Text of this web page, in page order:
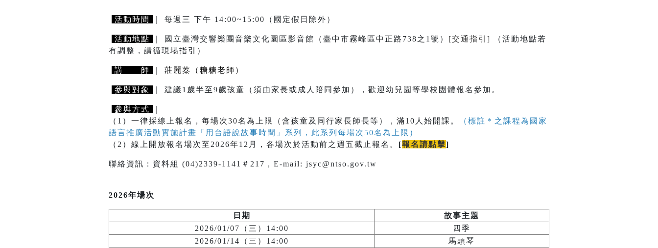
活動時間 ｜ 每週三 下午 14:00~15:00（國定假日除外）
活動地點 ｜ 國立臺灣交響樂團音樂文化園區影音館（臺中市霧峰區中正路738之1號） [交通指引]
（活動地點若
有調整，請循現場指引）
講 師 莊麗蓁（糖糖老師）
參與對象 ｜ 建議1歲半至9歲孩童（須由家長或成人陪同參加），歡迎幼兒園等學校團體報名參加。
參與方式
（1）一律採線上報名，每場次30名為上限（含孩童及同行家長師長等），滿10人始開課。
（標註＊之課程為國家
語言推廣活動實施計畫「用台語說故事時間」系列，此系列每場次50名為上限）
（2）線上開放報名場次至2026年12月，各場次於活動前之週五截止報名。 [報名請點擊]
聯絡資訊：資料組 (04)2339-1141＃217，E-mail: jsyc@ntso.gov.tw
2026年場次
日期
故事主題
2026/01/07（三）14:00
四季
2026/01/14（三）14:00
馬頭琴